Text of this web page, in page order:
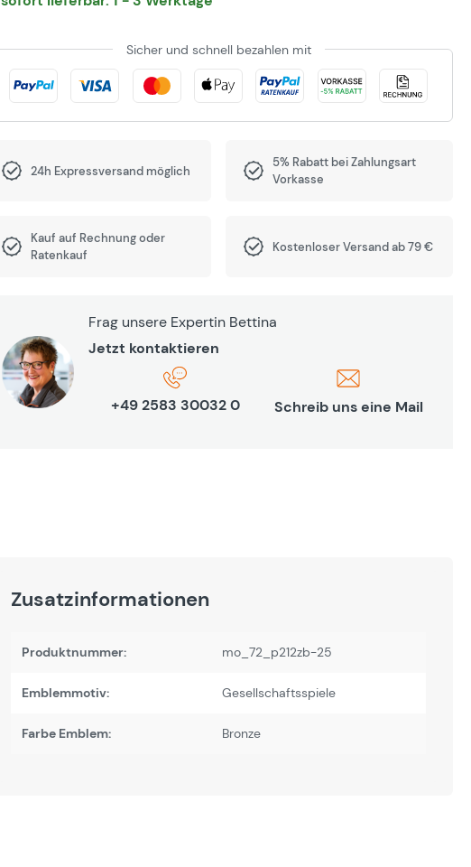
Sicher und schnell bezahlen mit
24h Expressversand möglich
5% Rabatt bei Zahlungsart
Vorkasse
Kauf auf Rechnung oder
Ratenkauf
Kostenloser Versand ab 79 €
Frag unsere Expertin Bettina
Jetzt kontaktieren
+49 2583 30032 0 Schreib uns eine Mail
Zusatzinformationen
Produktnummer: mo_72_p212zb-25
Emblemmotiv: Gesellschaftsspiele
Farbe Emblem: Bronze